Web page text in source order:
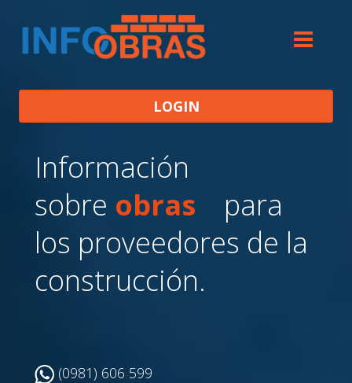
LOGIN
Información
sobre obras para
los proveedores de la
construcción.
(0981) 606 599